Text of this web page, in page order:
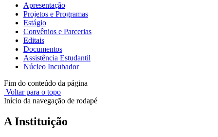
Apresentação
Projetos e Programas
Estágio
Convênios e Parcerias
Editais
Documentos
Assistência Estudantil
Núcleo Incubador
Fim do conteúdo da página
Voltar para o topo
Início da navegação de rodapé
A Instituição